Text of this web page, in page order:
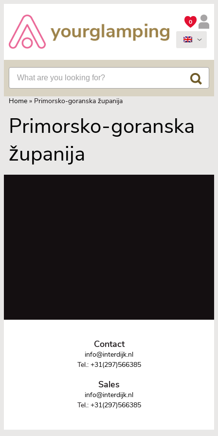
0
Home » Primorsko-goranska županija
Primorsko-goranska
županija
Contact
info@interdijk.nl
Tel.: +31(297)566385
Sales
info@interdijk.nl
Tel.: +31(297)566385